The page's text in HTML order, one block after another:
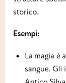
storico.
Esempi:
La magia è
sangue. Gli